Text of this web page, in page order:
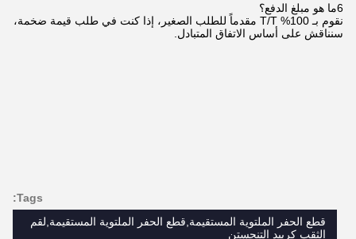
6ما هو مبلغ الدفع؟
نقوم بـ 100% T/T مقدماً للطلب الصغير، إذا كنت في طلب قيمة ضخمة،
سنناقش على أساس الاتفاق المتبادل.
Tags:
قطع الحفر الملتوية المستقيمة,قطع الحفر الملتوية المستقيمة,لقم
الثقب كربيد التنجستن